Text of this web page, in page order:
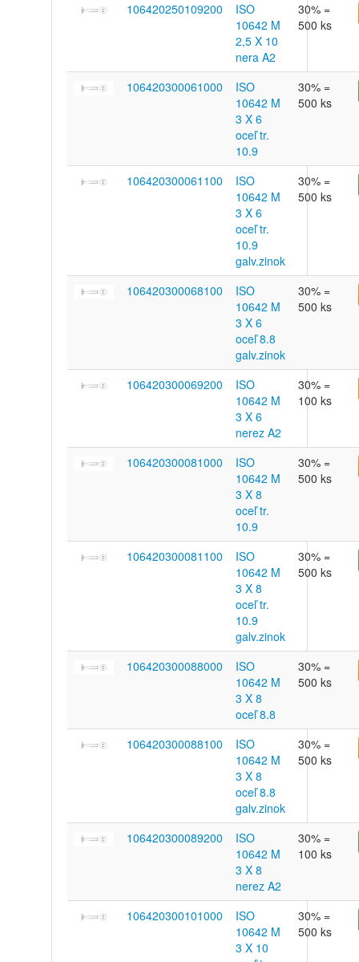
106420250109200
ISO
10642 M
2,5 X 10
nera A2
30% =
500 ks
106420300061000
ISO
10642 M
3 X 6
oceľ tr.
10.9
30% =
500 ks
106420300061100
ISO
10642 M
3 X 6
oceľ tr.
10.9
galv.zinok
30% =
500 ks
106420300068100
ISO
10642 M
3 X 6
oceľ 8.8
galv.zinok
30% =
500 ks
106420300069200
ISO
10642 M
3 X 6
nerez A2
30% =
100 ks
106420300081000
ISO
10642 M
3 X 8
oceľ tr.
10.9
30% =
500 ks
106420300081100
ISO
10642 M
3 X 8
oceľ tr.
10.9
galv.zinok
30% =
500 ks
106420300088000
ISO
10642 M
3 X 8
oceľ 8.8
30% =
500 ks
106420300088100
ISO
10642 M
3 X 8
oceľ 8.8
galv.zinok
30% =
500 ks
106420300089200
ISO
10642 M
3 X 8
nerez A2
30% =
100 ks
106420300101000
ISO
10642 M
3 X 10
30% =
500 ks